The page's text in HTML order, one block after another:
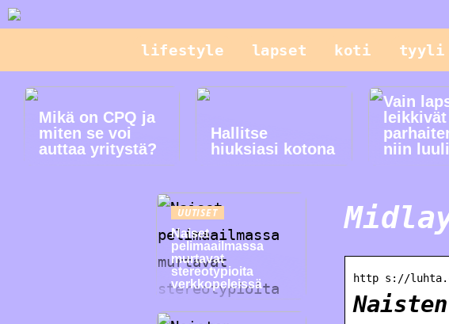
lifestyle lapset koti tyyli
Mikä on CPQ ja
miten se voi
auttaa yritystä?
Hallitse
hiuksiasi kotona
Vain
leikkivät
niin
http s://
UUTISET
Naiset
pelimaailmassa
murtavat
stereotypioita
verkkopeleissä